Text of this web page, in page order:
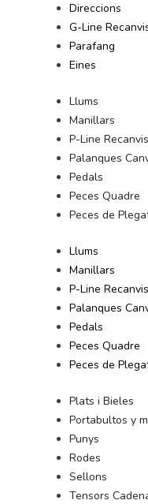
Direccions
G-Line
Parafang
Eines
Llums
Manillars
P-Line Recanvis
Palanques
Pedals
Peces Quadre
Peces de
Llums
Manillars
P-Line Recanvis
Palanques
Pedals
Peces Quadre
Peces de
Plats i Bieles
Portabultos y
Punys
Rodes
Sellons
Tensors